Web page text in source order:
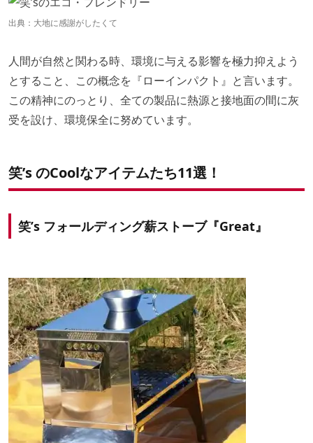
出典：大地に感謝がしたくて
人間が自然と関わる時、環境に与える影響を極力抑えよう
とすること、この概念を『ローインパクト』と言います。
この精神にのっとり、全ての製品に熱源と接地面の間に灰
受を設け、環境保全に努めています。
笑’s のCoolなアイテムたち11選！
笑’s フォールディング薪ストーブ『Great』